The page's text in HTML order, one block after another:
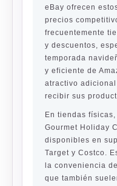
eBay ofrecen
precios
frecuentemente
y descuentos,
temporada
y eficiente de
atractivo
recibir sus
En tiendas
Gourmet Holiday
disponibles en
Target y Costco.
la conveniencia
que también